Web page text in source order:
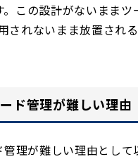
。この設計がないままツ
されないまま放置され
ド管理が難しい理由
理が難しい理由として